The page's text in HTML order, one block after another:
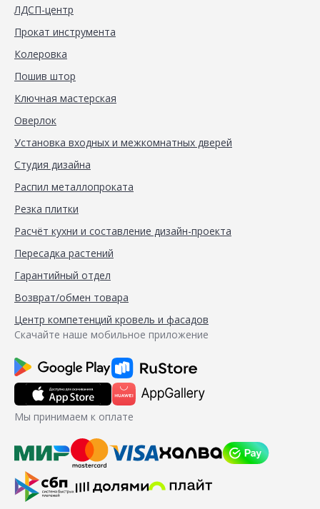
ЛДСП-центр
Прокат инструмента
Колеровка
Пошив штор
Ключная мастерская
Оверлок
Установка входных и межкомнатных дверей
Студия дизайна
Распил металлопроката
Резка плитки
Расчёт кухни и составление дизайн-проекта
Пересадка растений
Гарантийный отдел
Возврат/обмен товара
Центр компетенций кровель и фасадов
Скачайте наше мобильное приложение
Мы принимаем к оплате